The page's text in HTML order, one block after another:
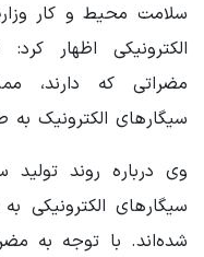
سلامت محیط و کار
الکترونیکی اظهار
مضراتی که دارند،
سیگارهای الکترونیک
وی درباره روند تولید
سیگارهای الکترونیکی
شده‌اند. با توجه به